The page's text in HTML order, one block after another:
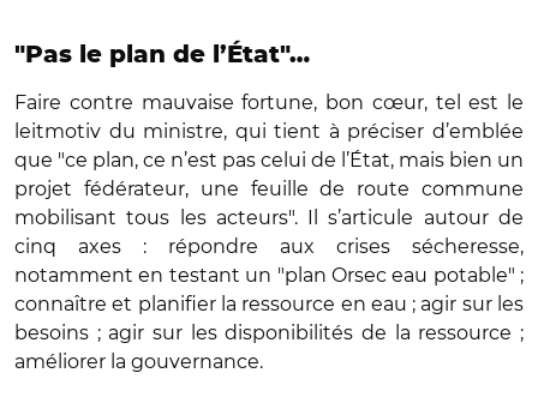
"Pas le plan de l’État"…
Faire contre mauvaise fortune, bon cœur, tel est le
leitmotiv du ministre, qui tient à préciser d’emblée
que "ce plan, ce n’est pas celui de l’État, mais bien un
projet fédérateur, une feuille de route commune
mobilisant tous les acteurs". Il s’articule autour de
cinq axes : répondre aux crises sécheresse,
notamment en testant un "plan Orsec eau potable" ;
connaître et planifier la ressource en eau ; agir sur les
besoins ; agir sur les disponibilités de la ressource ;
améliorer la gouvernance.